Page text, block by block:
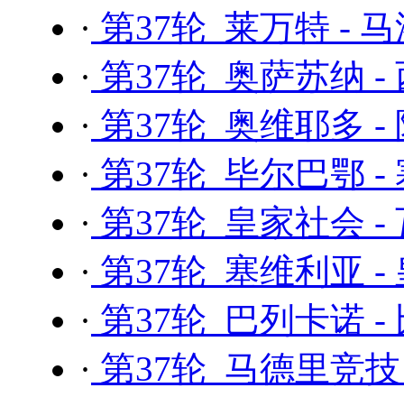
· 第37轮 莱万特 -
· 第37轮 奥萨苏纳 -
· 第37轮 奥维耶多 -
· 第37轮 毕尔巴鄂 -
· 第37轮 皇家社会 -
· 第37轮 塞维利亚 -
· 第37轮 巴列卡诺 -
· 第37轮 马德里竞